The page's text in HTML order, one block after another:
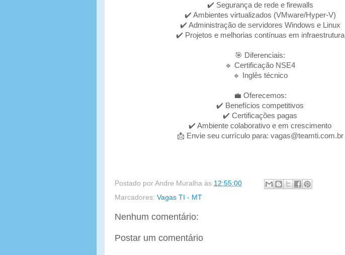
✔️ Segurança de rede e firewalls
✔️ Ambientes virtualizados (VMware/Hyper-V)
✔️ Administração de servidores Windows e Linux
✔️ Projetos e melhorias contínuas em infraestrutura
🎯 Diferenciais:
🔹 Certificação NSE4
🔹 Inglês técnico
💼 Oferecemos:
✔️ Benefícios competitivos
✔️ Certificações pagas
✔️ Ambiente colaborativo e em crescimento
📩 Envie seu currículo para: vagas@teamti.com.br
Postado por Andre Muralha às 12:55:00
Marcadores: Vagas TI - MT
Nenhum comentário:
Postar um comentário